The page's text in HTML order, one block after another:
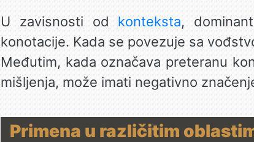
U zavisnosti od konteksta,
konotacije. Kada se povezuje sa
Međutim, kada označava preteranu
mišljenja, može imati negativno
Primena u različitim